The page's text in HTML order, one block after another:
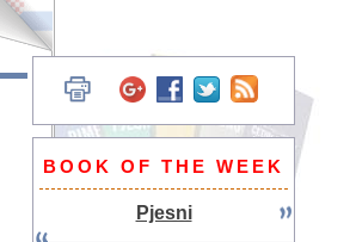
BOOK OF THE WEEK
Pjesni